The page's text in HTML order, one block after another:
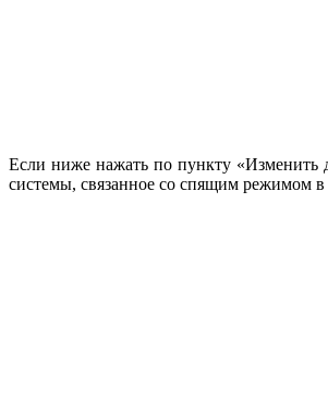
Если ниже нажать по пункту «Изменить
системы, связанное со спящим режимом в